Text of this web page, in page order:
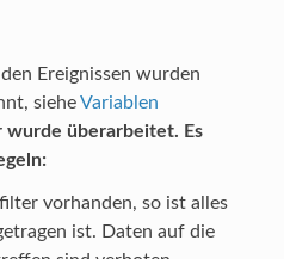
Ereignissen wurden
sieheVariablen
wurde überarbeitet. Es
vorhanden, so ist alles
ist. Daten auf die